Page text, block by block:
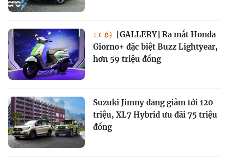
[GALLERY] Ra mắt Honda
Giorno+ đặc biệt Buzz Lightyear,
hơn 59 triệu đồng
Suzuki Jimny đang giảm tới 120
triệu, XL7 Hybrid ưu đãi 75 triệu
đồng